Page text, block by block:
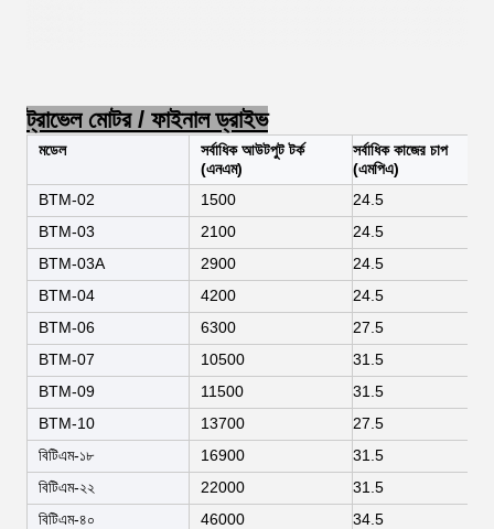
ট্রাভেল মোটর / ফাইনাল ড্রাইভ
মডেল
সর্বাধিক আউটপুট টর্ক
(এনএম)
সর্বাধিক কাজের চাপ
(এমপিএ)
BTM-02
1500
24.5
BTM-03
2100
24.5
BTM-03A
2900
24.5
BTM-04
4200
24.5
BTM-06
6300
27.5
BTM-07
10500
31.5
BTM-09
11500
31.5
BTM-10
13700
27.5
বিটিএম-১৮
16900
31.5
বিটিএম-২২
22000
31.5
বিটিএম-৪০
46000
34.5